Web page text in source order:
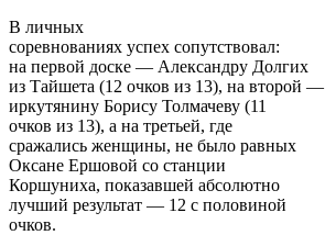
В личных
соревнованиях успех сопутствовал:
на первой доске — Александру Долгих
из Тайшета (12 очков из 13), на второй —
иркутянину Борису Толмачеву (11
очков из 13), а на третьей, где
сражались женщины, не было равных
Оксане Ершовой со станции
Коршуниха, показавшей абсолютно
лучший результат — 12 с половиной
очков.